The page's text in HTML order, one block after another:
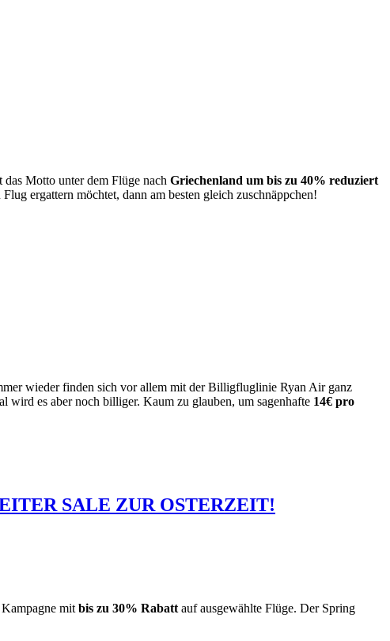
Motto unter dem Flüge nach Griechenland um bis zu 40% reduziert
ergattern möchtet, dann am besten gleich zuschnäppchen!
wieder finden sich vor allem mit der Billigfluglinie Ryan Air ganz
wird es aber noch billiger. Kaum zu glauben, um sagenhafte 14€ pro
SALE ZUR OSTERZEIT!
mit bis zu 30% Rabatt auf ausgewählte Flüge. Der Spring